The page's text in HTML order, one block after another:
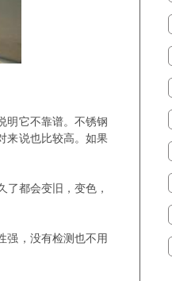
明它不靠谱。不锈钢
来说也比较高。如果
都会变旧，变色，
强，没有检测也不用